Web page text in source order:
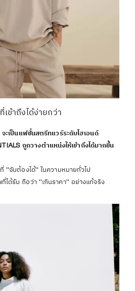
เข้าถึงได้ง่ายกว่า
ะเป็นแฟชั่นสตรีทแวร์ระดับไฮเอนด์
ถูกวางตำแหน่งให้เข้าถึงได้มากขึ้น
ที่ "จับต้องได้" ในความหมายทั่วไป
ได้รับ ถือว่า "เกินราคา" อย่างแท้จริง